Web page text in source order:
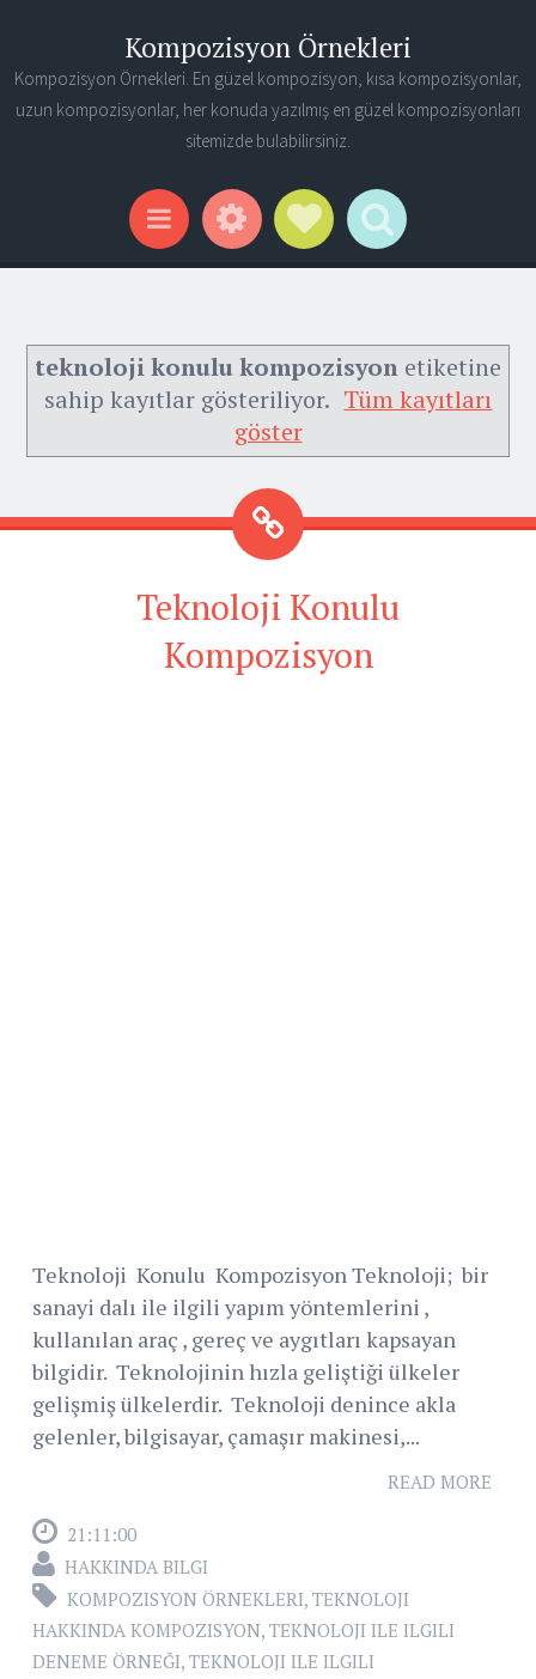
Kompozisyon Örnekleri
Kompozisyon Örnekleri. En güzel kompozisyon, kısa kompozisyonlar,
uzun kompozisyonlar, her konuda yazılmış en güzel kompozisyonları
sitemizde bulabilirsiniz.
Menu WidgetsSocial Links
Search
teknoloji konulu kompozisyon etiketine
sahip kayıtlar gösteriliyor. Tüm kayıtları
göster
Teknoloji Konulu
Kompozisyon
Teknoloji Konulu Kompozisyon Teknoloji; bir
sanayi dalı ile ilgili yapım yöntemlerini ,
kullanılan araç , gereç ve aygıtları kapsayan
bilgidir. Teknolojinin hızla geliştiği ülkeler
gelişmiş ülkelerdir. Teknoloji denince akla
gelenler, bilgisayar, çamaşır makinesi,...
READ MORE
21:11:00
HAKKINDA BILGI
KOMPOZISYON ÖRNEKLERI, TEKNOLOJI
HAKKINDA KOMPOZISYON, TEKNOLOJI ILE ILGILI
DENEME ÖRNEĞI, TEKNOLOJI ILE ILGILI